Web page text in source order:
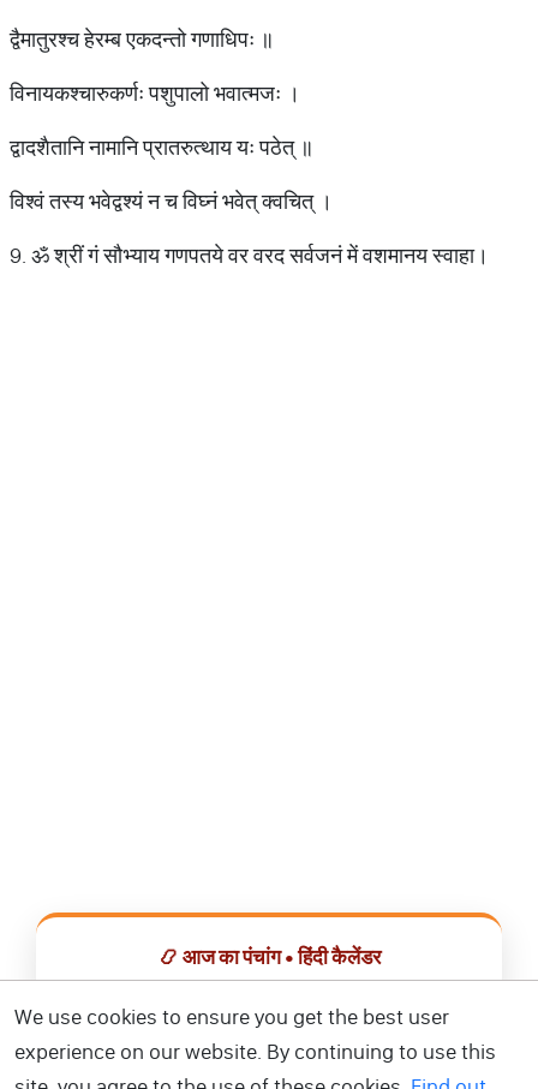
द्वैमातुरश्च हेरम्ब एकदन्तो गणाधिपः ॥
विनायकश्चारुकर्णः पशुपालो भवात्मजः ।
द्वादशैतानि नामानि प्रातरुत्थाय यः पठेत्‌ ॥
विश्वं तस्य भवेद्वश्यं न च विघ्नं भवेत्‌ क्वचित्‌ ।
9. ॐ श्रीं गं सौभ्याय गणपतये वर वरद सर्वजनं में वशमानय स्वाहा।
📿 आज का पंचांग • हिंदी कैलेंडर
📅 हिंदी कैलेंडर ऐप डाउनलोड करें
We use cookies to ensure you get the best user
experience on our website. By continuing to use this